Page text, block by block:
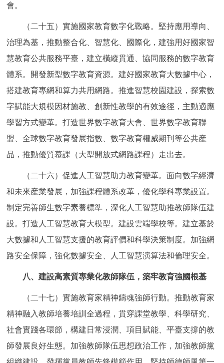
會。
（二十五）實施國家教育數字化戰略。堅持應用導向、
治理為基，推動整合化、智慧化、國際化，建強用好國家智
慧教育公共服務平臺，建立橫縱貫通、協同服務的數字教育
體系。開發新型數字教育資源。建好國家教育大數據中心，
搭建教育專網和算力共用網路。推進智慧校園建設，探索數
字賦能大規模因材施教、創新性教學的有效途徑，主動適應
學習方式變革。打造世界數字教育大會、世界數字教育聯
盟、全球數字教育發展指數、數字教育權威期刊等公共産
品，推動優質慕課（大型開放式網路課程）走出去。
（二十六）促進人工智慧助力教育變革。面向數字經濟
和未來産業發展，加強課程體系改革，優化學科專業設置。
制定完善師生數字素養標準，深化人工智慧助推教師隊伍建
設。打造人工智慧教育大模型。建設雲端學校等。建立基於
大數據和人工智慧支援的教育評價和科學決策制度。加強網
路安全保障，強化數據安全、人工智慧演算法和倫理安全。
八、建設高素質專業化教師隊伍，築牢教育強國根基
（二十七）實施教育家精神鑄魂強師行動。推動教育家
精神融入教師培養培訓全過程，貫穿課堂教學、科學研究、
社會實踐各環節，構建日常浸潤、項目賦能、平臺支撐的教
師發展良好生態。加強教師隊伍思想政治工作，加強教師黨